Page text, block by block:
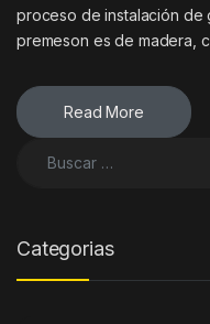
proceso de instalación de
premeson es de madera,
Read More
Categorias